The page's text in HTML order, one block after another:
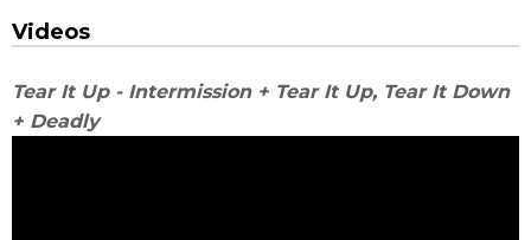
Videos
Tear It Up - Intermission + Tear It Up, Tear It Down
+ Deadly